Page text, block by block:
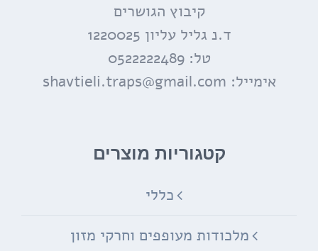
קיבוץ הגושרים
ד.נ גליל עליון 1220025
טל: 0522222489
אימייל: shavtieli.traps@gmail.com
קטגוריות מוצרים
כללי
מלכודות מעופפים וחרקי מזון